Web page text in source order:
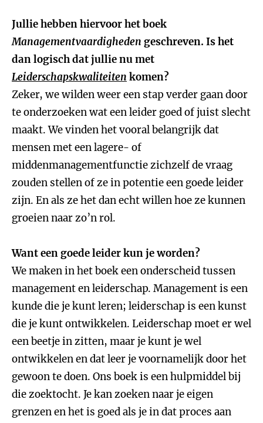
Jullie hebben hiervoor het boek
Managementvaardigheden geschreven. Is het
dan logisch dat jullie nu met
Leiderschapskwaliteiten komen?
Zeker, we wilden weer een stap verder gaan door
te onderzoeken wat een leider goed of juist slecht
maakt. We vinden het vooral belangrijk dat
mensen met een lagere- of
middenmanagementfunctie zichzelf de vraag
zouden stellen of ze in potentie een goede leider
zijn. En als ze het dan echt willen hoe ze kunnen
groeien naar zo’n rol.
Want een goede leider kun je worden?
We maken in het boek een onderscheid tussen
management en leiderschap. Management is een
kunde die je kunt leren; leiderschap is een kunst
die je kunt ontwikkelen. Leiderschap moet er wel
een beetje in zitten, maar je kunt je wel
ontwikkelen en dat leer je voornamelijk door het
gewoon te doen. Ons boek is een hulpmiddel bij
die zoektocht. Je kan zoeken naar je eigen
grenzen en het is goed als je in dat proces aan